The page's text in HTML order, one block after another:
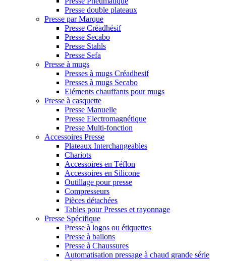
Presse double plateaux
Presse par Marque
Presse Créadhésif
Presse Secabo
Presse Stahls
Presse Sefa
Presse à mugs
Presses à mugs Créadhesif
Presses à mugs Secabo
Eléments chauffants pour mugs
Presse à casquette
Presse Manuelle
Presse Electromagnétique
Presse Multi-fonction
Accessoires Presse
Plateaux Interchangeables
Chariots
Accessoires en Téflon
Accessoires en Silicone
Outillage pour presse
Compresseurs
Pièces détachées
Tables pour Presses et rayonnage
Presse Spécifique
Presse à logos ou étiquettes
Presse à ballons
Presse à Chaussures
Automatisation pressage à chaud grande série